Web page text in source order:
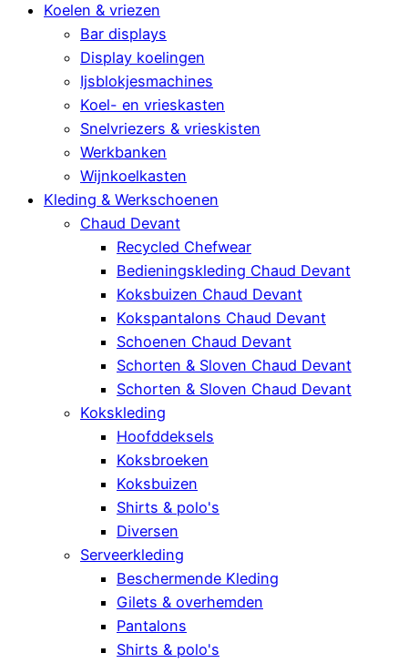
Koelen & vriezen
Bar displays
Display koelingen
Ijsblokjesmachines
Koel- en vrieskasten
Snelvriezers & vrieskisten
Werkbanken
Wijnkoelkasten
Kleding & Werkschoenen
Chaud Devant
Recycled Chefwear
Bedieningskleding Chaud Devant
Koksbuizen Chaud Devant
Kokspantalons Chaud Devant
Schoenen Chaud Devant
Schorten & Sloven Chaud Devant
Schorten & Sloven Chaud Devant
Kokskleding
Hoofddeksels
Koksbroeken
Koksbuizen
Shirts & polo's
Diversen
Serveerkleding
Beschermende Kleding
Gilets & overhemden
Pantalons
Shirts & polo's